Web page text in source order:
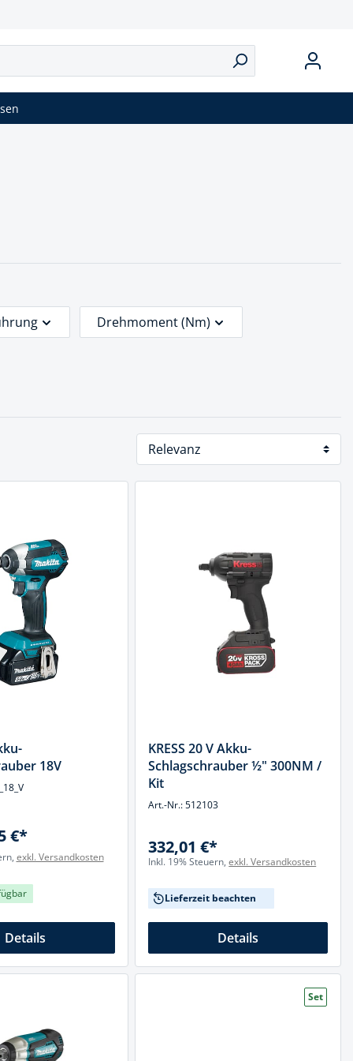
Drehmoment (Nm)
18V
€*
exkl. Versandkosten
Details
KRESS 20 V Akku-
Schlagschrauber ½" 300NM /
Kit
Art.-Nr.: 512103
332,01 €*
Inkl. 19% Steuern,exkl. Versandkosten
Lieferzeit beachten
Details
Set